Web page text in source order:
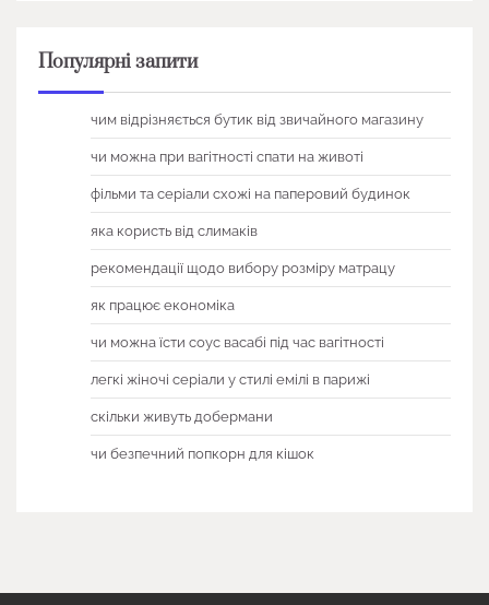
Популярні запити
чим відрізняється бутик від звичайного магазину
чи можна при вагітності спати на животі
фільми та серіали схожі на паперовий будинок
яка користь від слимаків
рекомендації щодо вибору розміру матрацу
як працює економіка
чи можна їсти соус васабі під час вагітності
легкі жіночі серіали у стилі емілі в парижі
скільки живуть добермани
чи безпечний попкорн для кішок